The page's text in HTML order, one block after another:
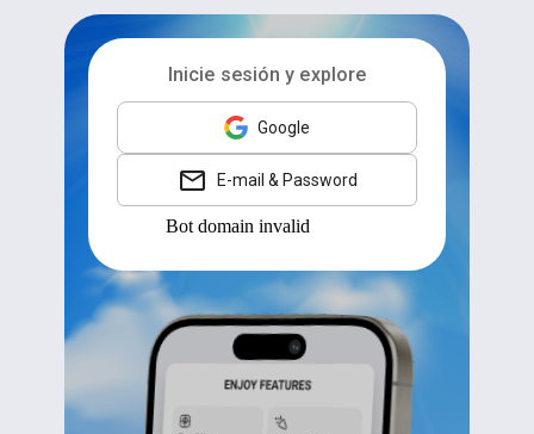
Inicie sesión y explore
Google
E-mail & Password